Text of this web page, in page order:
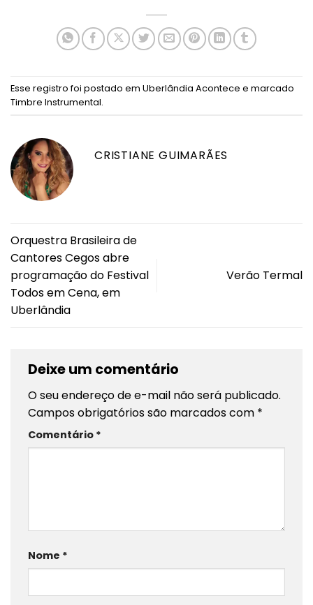
Esse registro foi postado em Uberlândia Acontece e marcado
Timbre Instrumental.
CRISTIANE GUIMARÃES
Orquestra Brasileira de
Cantores Cegos abre
programação do Festival
Todos em Cena, em
Uberlândia
Verão Termal
Deixe um comentário
O seu endereço de e-mail não será publicado.
Campos obrigatórios são marcados com *
Comentário *
Nome *